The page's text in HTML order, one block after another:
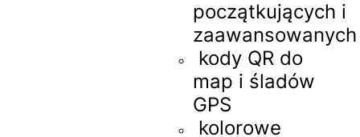
początkujących i
zaawansowanych
kody QR do
map i śladów
GPS
kolorowe